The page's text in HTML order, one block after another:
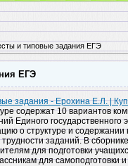
и типовые задания ЕГЭ
ЕГЭ
задания - Ерохина Е.Л. |
содержат 10 вариантов
Единого
о структуре и
заданий. В
для подготовки
для самоподготовки